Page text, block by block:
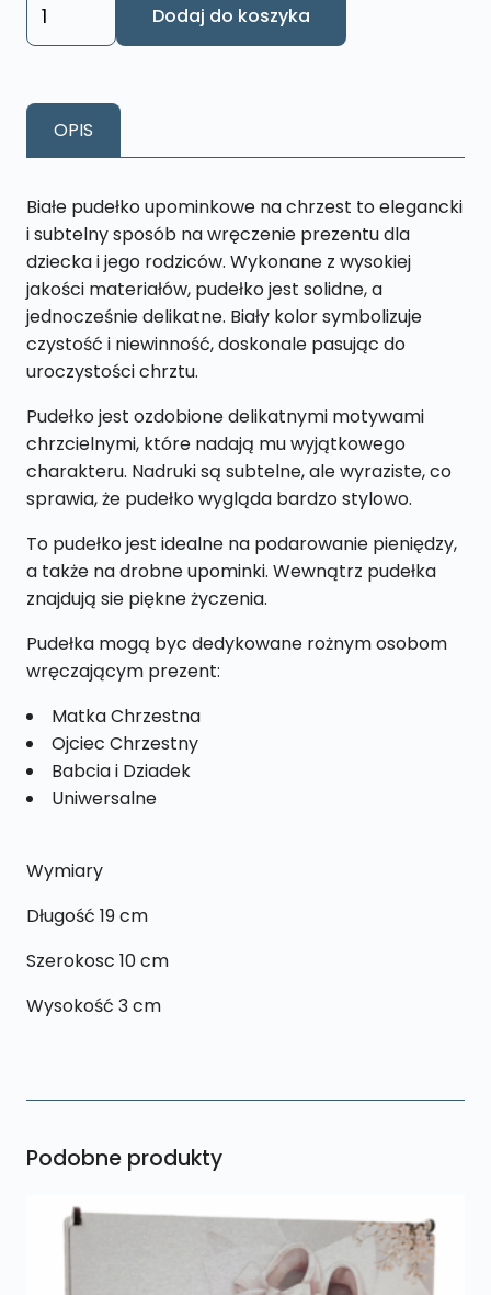
Pudełko
Chrzest
PC8
Dodaj do koszyka
OPIS
Białe pudełko upominkowe na chrzest to elegancki
i subtelny sposób na wręczenie prezentu dla
dziecka i jego rodziców. Wykonane z wysokiej
jakości materiałów, pudełko jest solidne, a
jednocześnie delikatne. Biały kolor symbolizuje
czystość i niewinność, doskonale pasując do
uroczystości chrztu.
Pudełko jest ozdobione delikatnymi motywami
chrzcielnymi, które nadają mu wyjątkowego
charakteru. Nadruki są subtelne, ale wyraziste, co
sprawia, że pudełko wygląda bardzo stylowo.
To pudełko jest idealne na podarowanie pieniędzy,
a także na drobne upominki. Wewnątrz pudełka
znajdują sie piękne życzenia.
Pudełka mogą byc dedykowane rożnym osobom
wręczającym prezent:
Matka Chrzestna
Ojciec Chrzestny
Babcia i Dziadek
Uniwersalne
Wymiary
Długość 19 cm
Szerokosc 10 cm
Wysokość 3 cm
Podobne produkty